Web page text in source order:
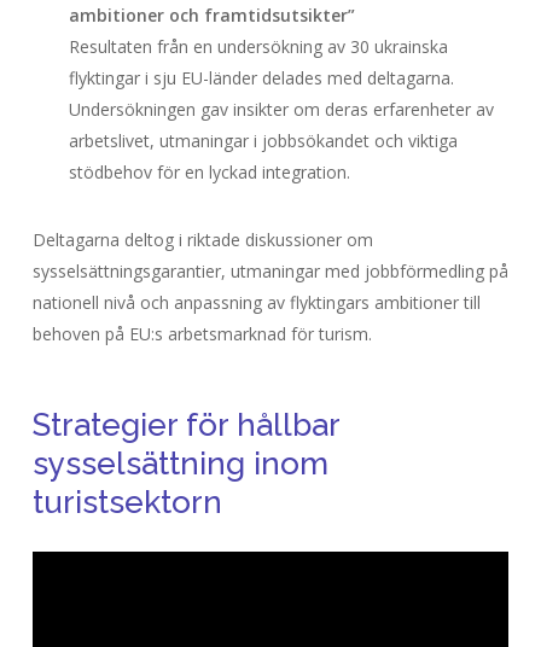
ambitioner och framtidsutsikter”
Resultaten från en undersökning av 30 ukrainska
flyktingar i sju EU-länder delades med deltagarna.
Undersökningen gav insikter om deras erfarenheter av
arbetslivet, utmaningar i jobbsökandet och viktiga
stödbehov för en lyckad integration.
Deltagarna deltog i riktade diskussioner om
sysselsättningsgarantier, utmaningar med jobbförmedling på
nationell nivå och anpassning av flyktingars ambitioner till
behoven på EU:s arbetsmarknad för turism.
Strategier för hållbar
sysselsättning inom
turistsektorn